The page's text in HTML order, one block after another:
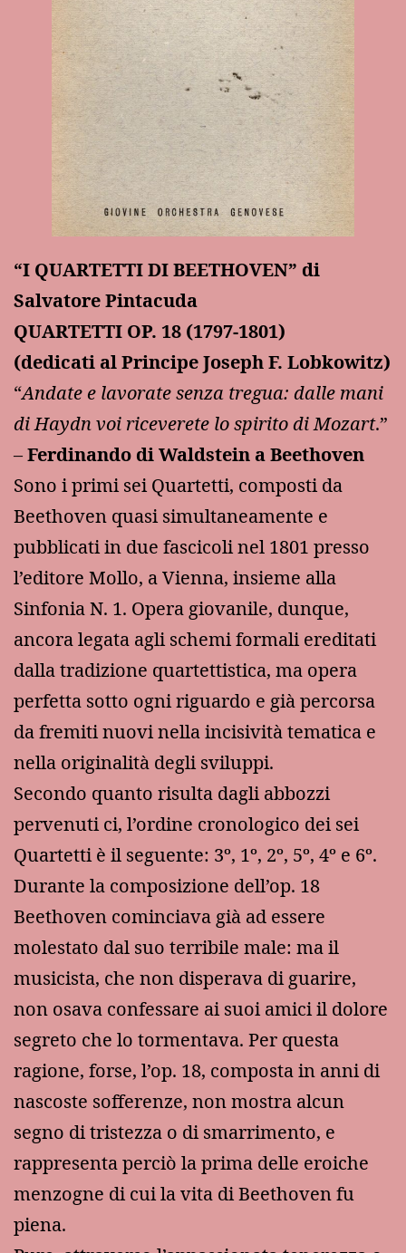
“I QUARTETTI DI BEETHOVEN” di
Salvatore Pintacuda
QUARTETTI OP. 18 (1797-1801)
(dedicati al Principe Joseph F. Lobkowitz)
“Andate e lavorate senza tregua: dalle mani
di Haydn voi riceverete lo spirito di Mozart.”
–Ferdinando di Waldstein a Beethoven
Sono i primi sei Quartetti, composti da
Beethoven quasi simultaneamente e
pubblicati in due fascicoli nel 1801 presso
l’editore Mollo, a Vienna, insieme alla
Sinfonia N. 1. Opera giovanile, dunque,
ancora legata agli schemi formali ereditati
dalla tradizione quartettistica, ma opera
perfetta sotto ogni riguardo e già percorsa
da fremiti nuovi nella incisività tematica e
nella originalità degli sviluppi.
Secondo quanto risulta dagli abbozzi
pervenuti ci, l’ordine cronologico dei sei
Quartetti è il seguente: 3º, 1º, 2º, 5º, 4º e 6º.
Durante la composizione dell’op. 18
Beethoven cominciava già ad essere
molestato dal suo terribile male: ma il
musicista, che non disperava di guarire,
non osava confessare ai suoi amici il dolore
segreto che lo tormentava. Per questa
ragione, forse, l’op. 18, composta in anni di
nascoste sofferenze, non mostra alcun
segno di tristezza o di smarrimento, e
rappresenta perciò la prima delle eroiche
menzogne di cui la vita di Beethoven fu
piena.